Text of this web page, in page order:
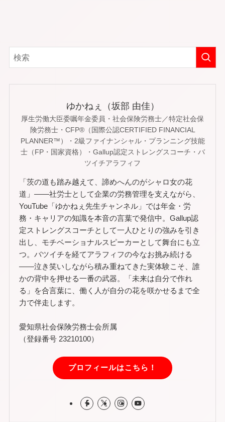
ゆかねぇ（坂部 由佳）
厚生労働大臣委嘱年金委員・社会保険労務士／特定社会保
険労務士・CFP®（国際公認CERTIFIED FINANCIAL
PLANNER™）・2級ファイナンシャル・プランニング技能
士（FP・国家資格）・Gallup認定ストレングスコーチ・バ
ツイチアラフィフ
「茨の道も踏み越えて、諦めへんのがシャロ女の花
道」——社労士として企業の労務管理を支えながら、
YouTube「ゆかねぇ先生チャンネル」では年金・労
務・キャリアの知識を本音の言葉で発信中。Gallup認
定ストレングスコーチとして一人ひとりの強みを引き
出し、モチベーショナルスピーカーとして舞台にも立
つ。バツイチを経てアラフィフの今なお挑み続ける
——泣き笑いしながら積み重ねてきた実体験こそ、誰
かの背中を押せる一番の武器。「未来は自分で作れ
る」を合言葉に、働く人が自分の花を咲かせるまで全
力で伴走します。
愛知県社会保険労務士会所属
（登録番号 23210100）
プロフィールはこちら！